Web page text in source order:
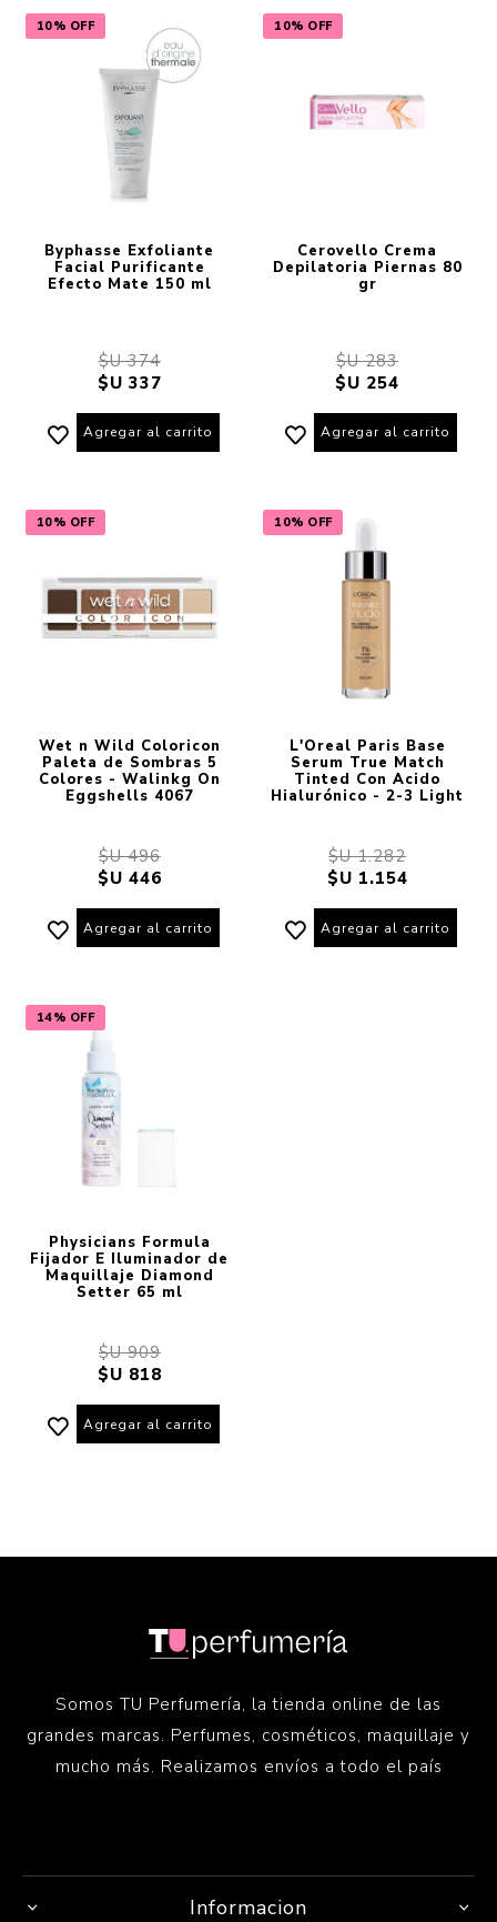
10% OFF
Byphasse Exfoliante
Facial Purificante
Efecto Mate 150 ml
$U 374
$U 337
Agregar al carrito
10% OFF
Cerovello Crema
Depilatoria Piernas 80
gr
$U 283
$U 254
Agregar al carrito
10% OFF
Wet n Wild Coloricon
Paleta de Sombras 5
Colores - Walinkg On
Eggshells 4067
$U 496
$U 446
Agregar al carrito
10% OFF
L'Oreal Paris Base
Serum True Match
Tinted Con Acido
Hialurónico - 2-3 Light
$U 1.282
$U 1.154
Agregar al carrito
14% OFF
Physicians Formula
Fijador E Iluminador de
Maquillaje Diamond
Setter 65 ml
$U 909
$U 818
Agregar al carrito
Somos TU Perfumería, la tienda online de las
grandes marcas. Perfumes, cosméticos, maquillaje y
mucho más. Realizamos envíos a todo el país
Informacion